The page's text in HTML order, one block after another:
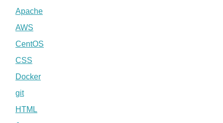
Apache
AWS
CentOS
CSS
Docker
git
HTML